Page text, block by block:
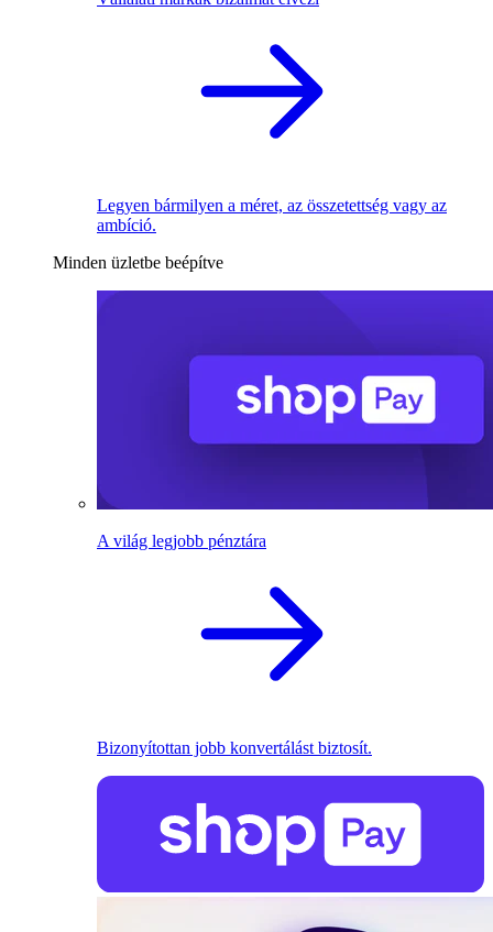
Legyen bármilyen a méret, az összetettség vagy az
ambíció.
Minden üzletbe beépítve
A világ legjobb pénztára
Bizonyítottan jobb konvertálást biztosít.